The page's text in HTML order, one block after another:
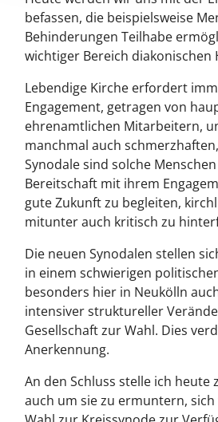
befassen, die beispielsweise
Behinderungen Teilhabe
wichtiger Bereich diakonischen
Lebendige Kirche erfordert
Engagement, getragen von
ehrenamtlichen Mitarbeitern,
manchmal auch
Synodale sind solche
Bereitschaft mit ihrem
gute Zukunft zu begleiten,
mitunter auch kritisch zu
Die neuen Synodalen stellen
in einem schwierigen
besonders hier in Neukölln
intensiver struktureller
Gesellschaft zur Wahl. Dies
Anerkennung.
An den Schluss stelle ich heute
auch um sie zu ermuntern,